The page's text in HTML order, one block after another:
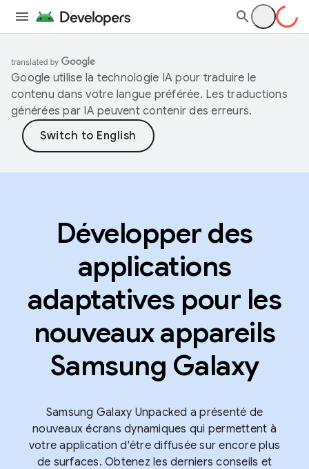
Google utilise la technologie IA pour traduire le
contenu dans votre langue préférée. Les traductions
générées par IA peuvent contenir des erreurs.
Développer des
applications
adaptatives pour les
nouveaux appareils
Samsung Galaxy
Samsung Galaxy Unpacked a présenté de
nouveaux écrans dynamiques qui permettent à
votre application d'être diffusée sur encore plus
de surfaces. Obtenez les derniers conseils et